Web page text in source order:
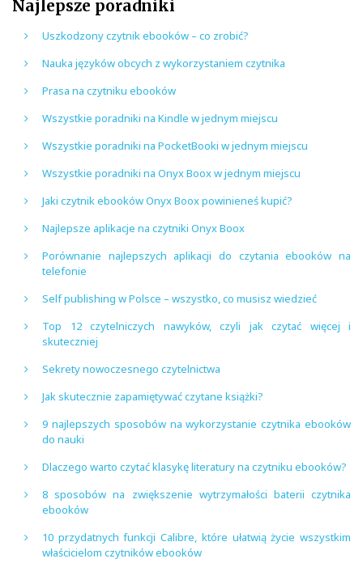
Najlepsze poradniki
Uszkodzony czytnik ebooków – co zrobić?
Nauka języków obcych z wykorzystaniem czytnika
Prasa na czytniku ebooków
Wszystkie poradniki na Kindle w jednym miejscu
Wszystkie poradniki na PocketBooki w jednym miejscu
Wszystkie poradniki na Onyx Boox w jednym miejscu
Jaki czytnik ebooków Onyx Boox powinieneś kupić?
Najlepsze aplikacje na czytniki Onyx Boox
Porównanie najlepszych aplikacji do czytania ebooków na
telefonie
Self publishing w Polsce – wszystko, co musisz wiedzieć
Top 12 czytelniczych nawyków, czyli jak czytać więcej i
skuteczniej
Sekrety nowoczesnego czytelnictwa
Jak skutecznie zapamiętywać czytane książki?
9 najlepszych sposobów na wykorzystanie czytnika ebooków
do nauki
Dlaczego warto czytać klasykę literatury na czytniku ebooków?
8 sposobów na zwiększenie wytrzymałości baterii czytnika
ebooków
10 przydatnych funkcji Calibre, które ułatwią życie wszystkim
właścicielom czytników ebooków